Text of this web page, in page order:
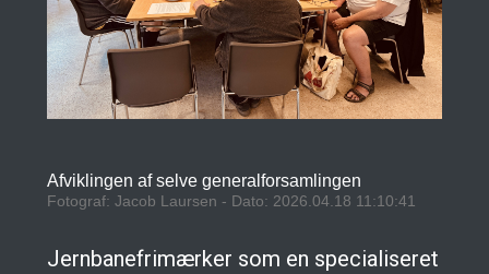
Afviklingen af selve generalforsamlingen
Fotograf: Jacob Laursen - Dato: 2026.04.18 11:10:41
Jernbanefrimærker som en specialiseret